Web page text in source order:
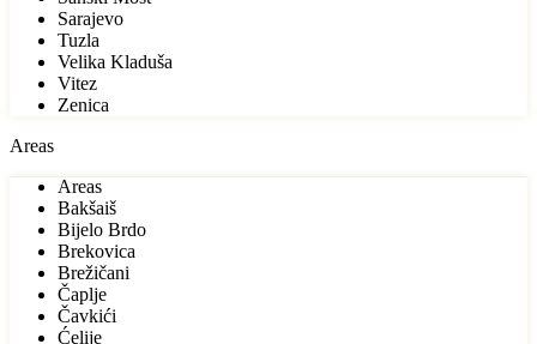
Sarajevo
Tuzla
Velika Kladuša
Vitez
Zenica
Areas
Areas
Bakšaiš
Bijelo Brdo
Brekovica
Brežičani
Čaplje
Čavkići
Ćelije